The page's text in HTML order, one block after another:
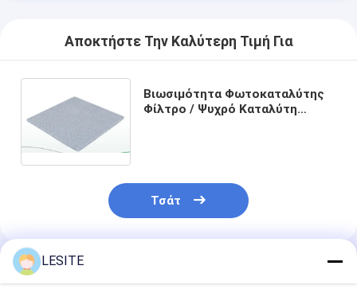
Αποκτήστε Την Καλύτερη Τιμή Για
Βιωσιμότητα Φωτοκαταλύτης
Φίλτρο / Ψυχρό Καταλύτη
Τσάτ
Συνιστώμενα Προϊόντα
LESITE